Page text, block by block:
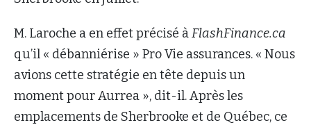
M. Laroche a en effet précisé àFlashFinance.ca
qu’il « débanniérise » Pro Vie assurances. « Nous
avions cette stratégie en tête depuis un
moment pour Aurrea », dit-il. Après les
emplacements de Sherbrooke et de Québec, ce